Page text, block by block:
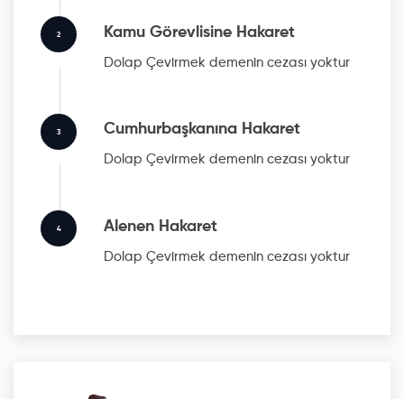
2 Kamu Görevlisine Hakaret
Dolap Çevirmek demenin cezası yoktur
3 Cumhurbaşkanına Hakaret
Dolap Çevirmek demenin cezası yoktur
4 Alenen Hakaret
Dolap Çevirmek demenin cezası yoktur